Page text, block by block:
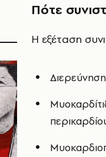
Πότε
Η εξέταση